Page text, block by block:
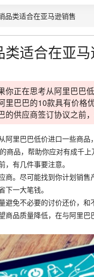
品类适合在亚马逊销售
适合在亚
你正在思考从阿里巴巴
里巴巴的10款具有价格
的供应商签订协议之前
阿里巴巴低价进口一些商
品，帮助你应对有成千上
有几件事要注意。
商。尽可能找到你计划销
一大笔钱。
避免不必要的讨价还价，
商品质量降低，在与阿里